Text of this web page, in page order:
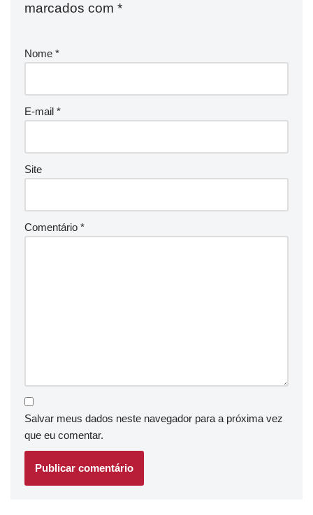
marcados com *
Nome *
E-mail *
Site
Comentário *
Salvar meus dados neste navegador para a próxima vez
que eu comentar.